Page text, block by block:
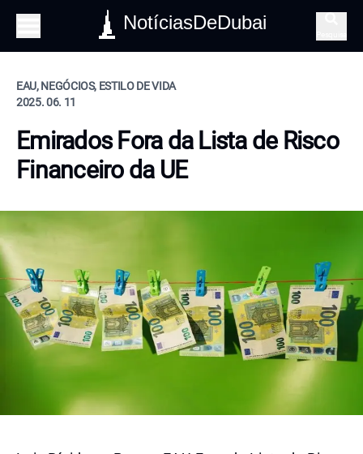
NotíciasDeDubai
EAU, NEGÓCIOS, ESTILO DE VIDA
2025. 06. 11
Emirados Fora da Lista de Risco
Financeiro da UE